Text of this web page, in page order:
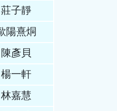
莊子靜
陽熹烔
陳彥貝
楊一軒
林嘉慧